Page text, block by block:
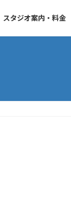
スタジオ案内・料金